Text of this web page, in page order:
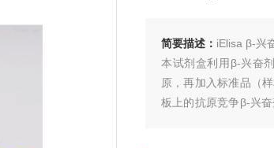
简要描述： iElisa β-兴
本试剂盒利用β-兴奋
原，再加入标准品（
板上的抗原竞争β-兴